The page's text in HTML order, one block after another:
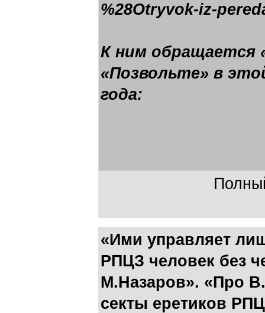
%28Otryvok-iz-
К ним обращается
«Позвольте» в
года:
«Ими управляет
РПЦЗ человек без
М.Назаров». «Про
секты еретиков